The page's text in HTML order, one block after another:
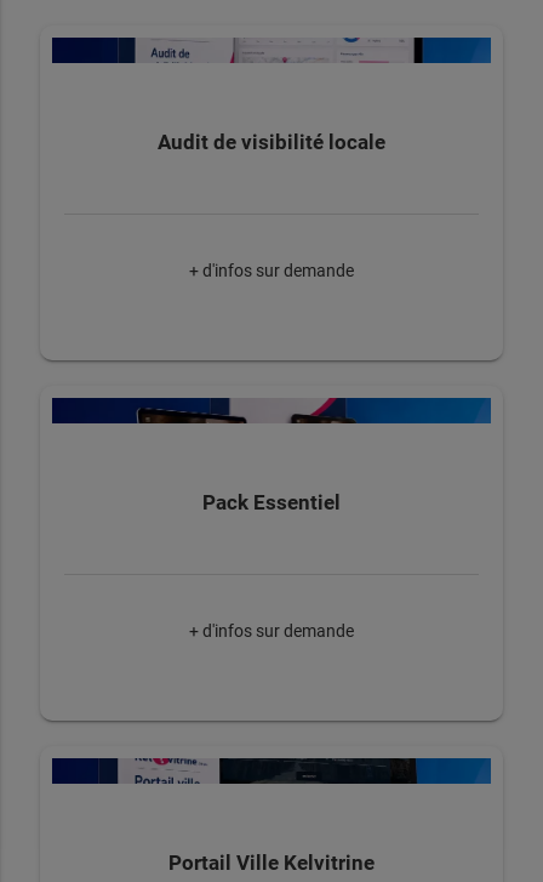
Audit de visibilité locale
+ d'infos sur demande
Pack Essentiel
+ d'infos sur demande
Portail Ville Kelvitrine